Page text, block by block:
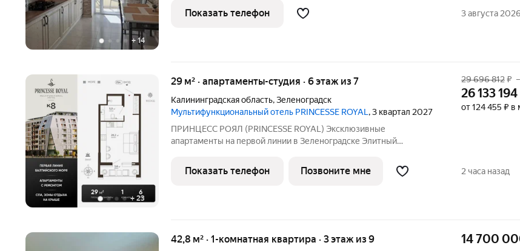
+ 14
подъезд . Квартира тёплая. АВТОНОМНОЕ ОТОПЛЕНИЕ!
Экономия на
Показать телефон 3 августа 2026
+ 23
29 м² · апартаменты-студия · 6 этаж из 7
Калининградская область,Зеленоградск
Мультифункциональный отель PRINCESSE ROYAL , 3 квартал 2027
ПРИНЦЕСС РОЯЛ (PRINCESSE ROYAL) Эксклюзивные
апартаменты на первой линии в Зеленоградске Элитный
в курортном Зеленоградске, прямо на променаде Балтийского
моря. В продаже апартаменты на 5-7
29 696 812₽
26 133 194
от 124 455 ₽ в
Показать телефон Позвоните мне 2 часа назад
42,8 м² · 1-комнатная квартира · 3 этаж из 9 14 700